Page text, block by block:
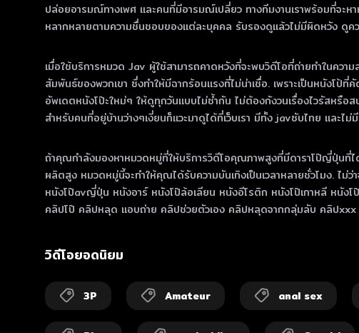
ปล่อยอารมณ์ทางเพศ และคนที่มีอารมณ์เปลี่ยว ทางทีมงานเราพร้อมที่จ
หลากหลายตามความชื่นชอบของแต่ละบุคคล รับรองดูแล้วไม่มีผิดหวัง ดูค
เมื่อใช้บริการหมวด Jav ผู้ใช้สามารถคาดหวังที่จะพบวิดีโอที่ถ่ายทําในคว
สัมพันธ์ของพวกเขา ซึ่งทําให้มีฉากร้อนแรงที่ไม่น่าเชื่อ. เพราะเป็นหนังโ
อัพเดตหนังโป๊ะใหม่ๆ ให้ดูทุกวันแบบไม่ซ้ำกัน ไม่ต้องกังวนเรื่องไวรัสหรื
สำหรับคนที่อยู่บ้านว่างๆเงี่ยนก็แวะมาดูได้ที่เว็บเรา มีทั้ง javซับไทย และไม่
ถ้าคุณกําลังมองหาหมวดหมู่ที่ให้บริการวิดีโอคุณภาพสูงที่มีดาราโป๊ญี่ปุ่น
ผลิตสูง หมวดหมู่นี้จะทําให้คุณได้รับความบันเทิงเป็นเวลาหลายชั่วโมง. ไ
หนังโป๊avญี่ปุ่น หนังอาร์ หนังโป๊ล้อเลียน หนังอีโรติก หนังโป๊เกาหลี หนัง
คลิปโป๊ คลิปหลุด แอบถ่าย คลิปช่วยตัวเอง คลิปหลุดจากกลุ่มลับ คลิปxxx
วิดีโอยอดนิยม
3P Amateur anal sex